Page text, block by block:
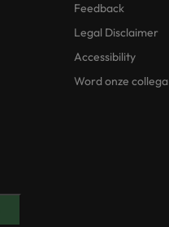
Feedback
Legal Disclaimer
Accessibility
Word onze collega